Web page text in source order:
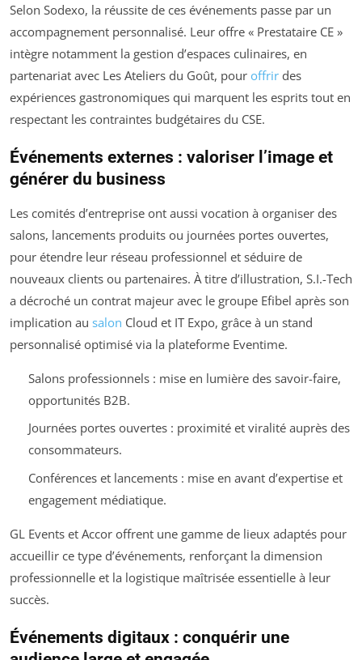
Selon Sodexo, la réussite de ces événements passe par un
accompagnement personnalisé. Leur offre « Prestataire CE »
intègre notamment la gestion d’espaces culinaires, en
partenariat avec Les Ateliers du Goût, pour offrir des
expériences gastronomiques qui marquent les esprits tout en
respectant les contraintes budgétaires du CSE.
Événements externes : valoriser l’image et
générer du business
Les comités d’entreprise ont aussi vocation à organiser des
salons, lancements produits ou journées portes ouvertes,
pour étendre leur réseau professionnel et séduire de
nouveaux clients ou partenaires. À titre d’illustration, S.I.-Tech
a décroché un contrat majeur avec le groupe Efibel après son
implication au salon Cloud et IT Expo, grâce à un stand
personnalisé optimisé via la plateforme Eventime.
Salons professionnels : mise en lumière des savoir-faire,
opportunités B2B.
Journées portes ouvertes : proximité et viralité auprès des
consommateurs.
Conférences et lancements : mise en avant d’expertise et
engagement médiatique.
GL Events et Accor offrent une gamme de lieux adaptés pour
accueillir ce type d’événements, renforçant la dimension
professionnelle et la logistique maîtrisée essentielle à leur
succès.
Événements digitaux : conquérir une